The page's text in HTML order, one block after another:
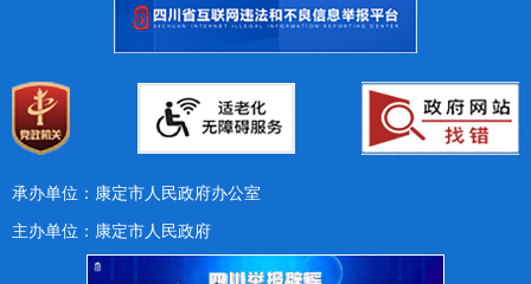
承办单位：康定市人民政府办公室
主办单位：康定市人民政府